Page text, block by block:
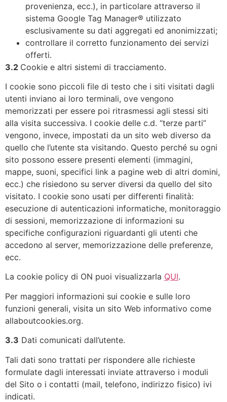
provenienza, ecc.), in particolare attraverso il
sistema Google Tag Manager® utilizzato
esclusivamente su dati aggregati ed anonimizzati;
controllare il corretto funzionamento dei servizi
offerti.
3.2 Cookie e altri sistemi di tracciamento.
I cookie sono piccoli file di testo che i siti visitati dagli
utenti inviano ai loro terminali, ove vengono
memorizzati per essere poi ritrasmessi agli stessi siti
alla visita successiva. I cookie delle c.d. “terze parti”
vengono, invece, impostati da un sito web diverso da
quello che l’utente sta visitando. Questo perché su ogni
sito possono essere presenti elementi (immagini,
mappe, suoni, specifici link a pagine web di altri domini,
ecc.) che risiedono su server diversi da quello del sito
visitato. I cookie sono usati per differenti finalità:
esecuzione di autenticazioni informatiche, monitoraggio
di sessioni, memorizzazione di informazioni su
specifiche configurazioni riguardanti gli utenti che
accedono al server, memorizzazione delle preferenze,
ecc.
La cookie policy di ON puoi visualizzarla QUI.
Per maggiori informazioni sui cookie e sulle loro
funzioni generali, visita un sito Web informativo come
allaboutcookies.org.
3.3 Dati comunicati dall’utente.
Tali dati sono trattati per rispondere alle richieste
formulate dagli interessati inviate attraverso i moduli
del Sito o i contatti (mail, telefono, indirizzo fisico) ivi
indicati.